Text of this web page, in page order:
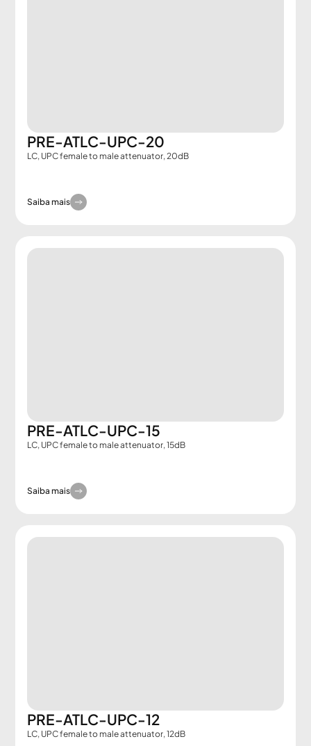
PRE-ATLC-UPC-20
LC, UPC female to male attenuator, 20dB
Saiba mais
PRE-ATLC-UPC-15
LC, UPC female to male attenuator, 15dB
Saiba mais
PRE-ATLC-UPC-12
LC, UPC female to male attenuator, 12dB